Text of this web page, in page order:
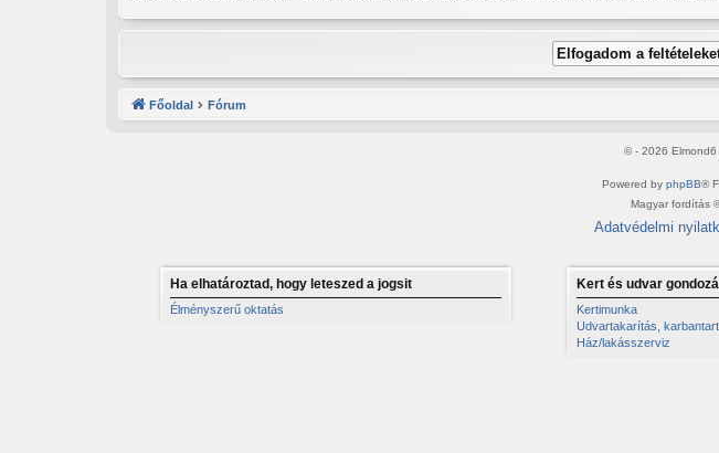
Főoldal Fórum
© - 2026 Elmond6
Powered by phpBB®
Magyar fordítás
Adatvédelmi
Ha elhatároztad, hogy leteszed a jogsit
Élményszerű oktatás
Kert és udvar
Kertimunka
Udvartakarítás,
Ház/lakásszerviz